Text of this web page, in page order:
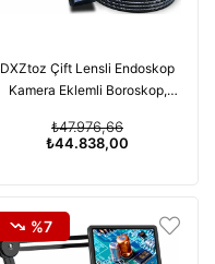
DXZtoz Çift Lensli Endoskop
Kamera Eklemli Boroskop,
₺44.838,00
₺47.976,66
%7